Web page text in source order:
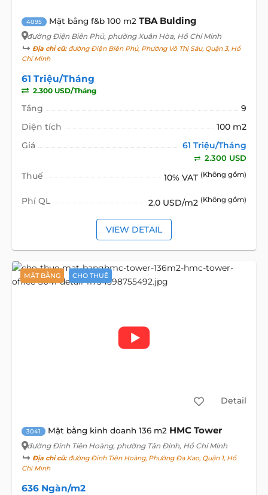
4095 Mặt bằng f&b 100 m2 TBA Bulding
đường Điện Biên Phủ, phường Xuân Hòa, Hồ Chí Minh
Địa chỉ cũ:đường Điện Biên Phủ, Phường Võ Thị Sáu, Quận 3, Hồ
Chí Minh
61 Triệu/Tháng
2.300 USD/Tháng
Tầng
9
Diện tích
100 m2
Giá
61 Triệu/Tháng
2.300 USD
Thuế 10% VAT (Không gồm)
Phí QL 2.0 USD/m2 (Không gồm)
VIEW DETAIL
MẶT BẰNG CHO THUÊ
Detail
3041 Mặt bằng kinh doanh 136 m2 HMC Tower
đường Đinh Tiên Hoàng, phường Tân Định, Hồ Chí Minh
Địa chỉ cũ:đường Đinh Tiên Hoàng, Phường Đa Kao, Quận 1, Hồ
Chí Minh
636 Ngàn/m2